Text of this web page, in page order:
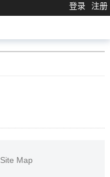
登录 注册
Site Map